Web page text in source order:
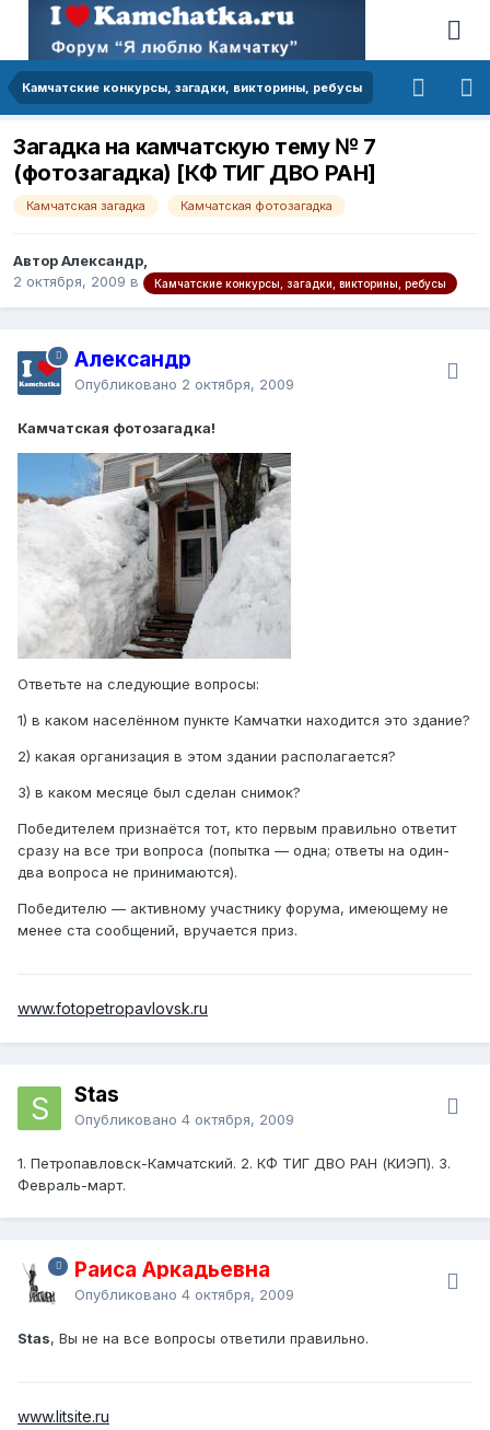
Камчатские конкурсы, загадки, викторины, ребусы
Загадка на камчатскую тему № 7
(фотозагадка) [КФ ТИГ ДВО РАН]
Камчатская загадка Камчатская фотозагадка
Автор Александр,
2 октября, 2009 в Камчатские конкурсы, загадки, викторины, ребусы
Александр
Опубликовано 2 октября, 2009
Камчатская фотозагадка!
Ответьте на следующие вопросы:
1) в каком населённом пункте Камчатки находится это здание?
2) какая организация в этом здании располагается?
3) в каком месяце был сделан снимок?
Победителем признаётся тот, кто первым правильно ответит
сразу на все три вопроса (попытка — одна; ответы на один-
два вопроса не принимаются).
Победителю — активному участнику форума, имеющему не
менее ста сообщений, вручается приз.
www.fotopetropavlovsk.ru
Stas
Опубликовано 4 октября, 2009
1. Петропавловск-Камчатский. 2. КФ ТИГ ДВО РАН (КИЭП). 3.
Февраль-март.
Раиса Аркадьевна
Опубликовано 4 октября, 2009
Stas, Вы не на все вопросы ответили правильно.
www.litsite.ru